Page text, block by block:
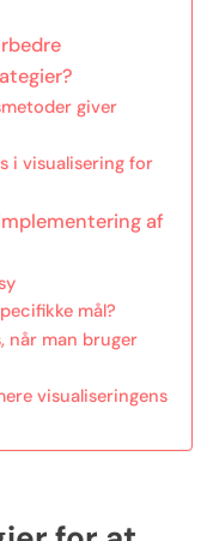
giver
i visualisering for
af
mål?
når man bruger
visualiseringens